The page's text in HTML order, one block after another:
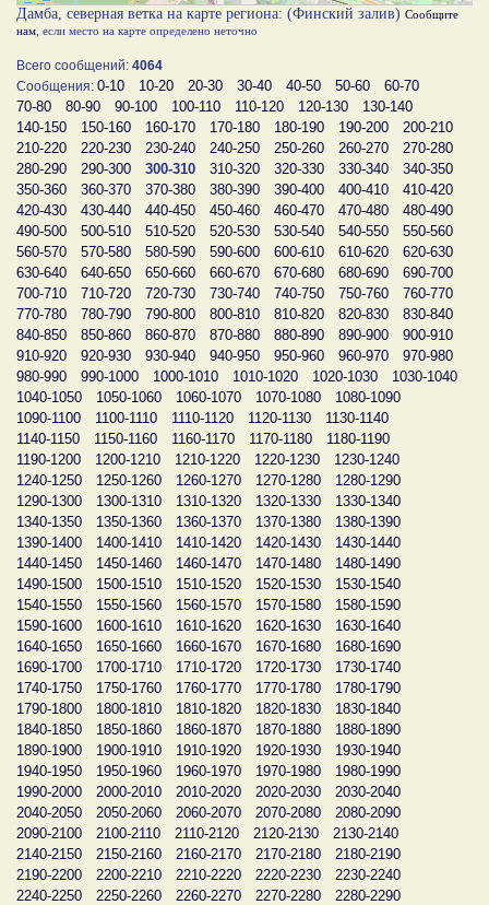
Дамба, северная ветка на карте региона: (Финский залив) Сообщите
нам , если место на карте определено неточно
Всего сообщений: 4064
Сообщения: 0-10 10-20 20-30 30-40 40-50 50-60
60-70
70-80
80-90 90-100 100-110 110-120 120-130
130-140
140-150
150-160 160-170 170-180 180-190 190-200
200-210
210-220
220-230 230-240 240-250 250-260 260-270
270-280
280-290
290-300 300-310 310-320 320-330 330-340
340-350
350-360
360-370 370-380 380-390 390-400 400-410
410-420
420-430
430-440 440-450 450-460 460-470 470-480
480-490
490-500
500-510 510-520 520-530 530-540 540-550
550-560
560-570
570-580 580-590 590-600 600-610 610-620
620-630
630-640
640-650 650-660 660-670 670-680 680-690
690-700
700-710
710-720 720-730 730-740 740-750 750-760
760-770
770-780
780-790 790-800 800-810 810-820 820-830
830-840
840-850
850-860 860-870 870-880 880-890 890-900
900-910
910-920
920-930 930-940 940-950 950-960 960-970
970-980
980-990
990-1000 1000-1010 1010-1020 1020-1030
1030-1040
1040-1050
1050-1060 1060-1070 1070-1080
1080-1090
1090-1100
1100-1110 1110-1120 1120-1130
1130-1140
1140-1150
1150-1160 1160-1170 1170-1180
1180-1190
1190-1200
1200-1210 1210-1220 1220-1230
1230-1240
1240-1250
1250-1260 1260-1270 1270-1280
1280-1290
1290-1300
1300-1310 1310-1320 1320-1330
1330-1340
1340-1350
1350-1360 1360-1370 1370-1380
1380-1390
1390-1400
1400-1410 1410-1420 1420-1430
1430-1440
1440-1450
1450-1460 1460-1470 1470-1480
1480-1490
1490-1500
1500-1510 1510-1520 1520-1530
1530-1540
1540-1550
1550-1560 1560-1570 1570-1580
1580-1590
1590-1600
1600-1610 1610-1620 1620-1630
1630-1640
1640-1650
1650-1660 1660-1670 1670-1680
1680-1690
1690-1700
1700-1710 1710-1720 1720-1730
1730-1740
1740-1750
1750-1760 1760-1770 1770-1780
1780-1790
1790-1800
1800-1810 1810-1820 1820-1830
1830-1840
1840-1850
1850-1860 1860-1870 1870-1880
1880-1890
1890-1900
1900-1910 1910-1920 1920-1930
1930-1940
1940-1950
1950-1960 1960-1970 1970-1980
1980-1990
1990-2000
2000-2010 2010-2020 2020-2030
2030-2040
2040-2050
2050-2060 2060-2070 2070-2080
2080-2090
2090-2100
2100-2110 2110-2120 2120-2130
2130-2140
2140-2150
2150-2160 2160-2170 2170-2180
2180-2190
2190-2200
2200-2210 2210-2220 2220-2230
2230-2240
2240-2250
2250-2260 2260-2270 2270-2280
2280-2290